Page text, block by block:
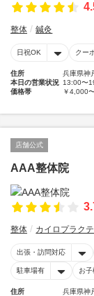
整体 鍼灸
日祝OK クー
住所
兵庫県神
本日の営業状況 13:00〜
価格帯
￥4,000
店舗公式
AAA整体院
整体 カイロプラク
出張・訪問対応
駐車場有 お
住所
兵庫県神